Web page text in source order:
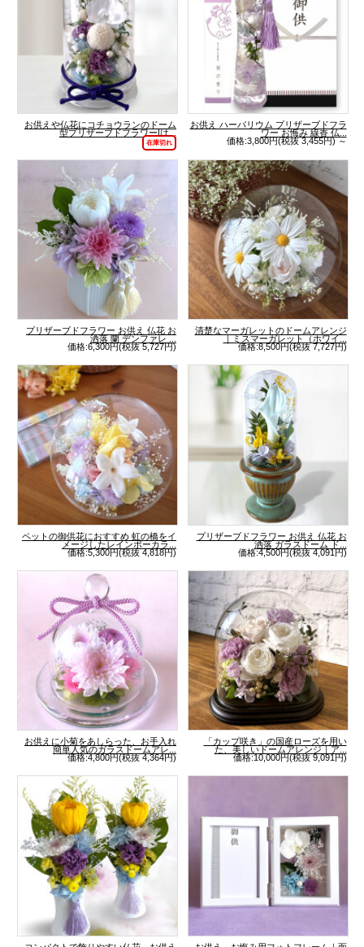
お供えや仏花にコチョウランのドーム
型プリザーブドフラワー|は...
在庫切れ
お供え ハーバリウム プリザーブドフラ
ワー お悔み 線香 仏...
価格:3,800円(税抜 3,455円)～
プリザーブドフラワー お供え 仏花 お
洒落 蘭 デンファレ ...
価格:6,300円(税抜 5,727円)
清楚なマーガレットのドームアレンジ
｜ミスマーガレット（ホワイ...
価格:8,500円(税抜 7,727円)
ペットの御供花におすすめ 虹の橋をイ
メージしたレインボーカラ...
価格:5,300円(税抜 4,818円)
プリザーブドフラワー お供え 仏花 お
洒落 ガラスドーム ド...
価格:4,500円(税抜 4,091円)
お供えに小菊をあしらった、お手入れ
簡単人気のガラスドームアレ...
価格:4,800円(税抜 4,364円)
「カップ咲き」の国産ローズを用い
た、美しいドームアレンジ｜ア...
価格:10,000円(税抜 9,091円)